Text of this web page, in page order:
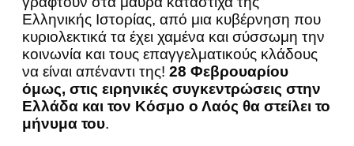
Ελληνικής Ιστορίας, από μια κυβέρνηση που
κυριολεκτικά τα έχει χαμένα και σύσσωμη την
κοινωνία και τους επαγγελματικούς κλάδους
να είναι απέναντι της! 28 Φεβρουαρίου
όμως, στις ειρηνικές συγκεντρώσεις στην
Ελλάδα και τον Κόσμο ο Λαός θα στείλει το
μήνυμα του.